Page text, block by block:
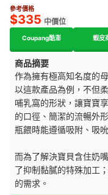
參考價格
$335 中價位
Coupang酷澎 蝦皮
商品摘要
作為擁有極高知名度的
以這款產品為例，不但
哺乳窩的形狀，讓寶寶
的口徑、簡潔的流暢外
瓶餵時能遵循吸附、吸
而為了解決寶貝含住奶
了抑制黏膩的特殊加工
的需求。